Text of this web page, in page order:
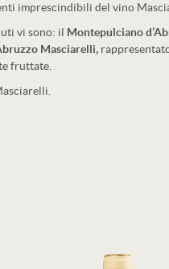
imprescindibili del vino
vi sono: il Montepulciano
Masciarelli,
fruttate.